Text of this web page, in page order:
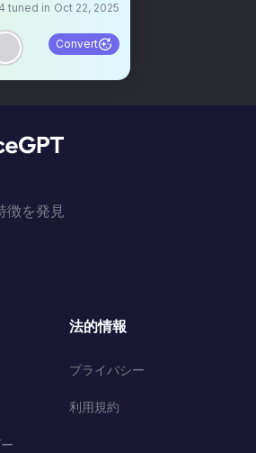
tuned in Oct 22, 2025
Convert
徴を発見
法的情報
プライバシー
利用規約